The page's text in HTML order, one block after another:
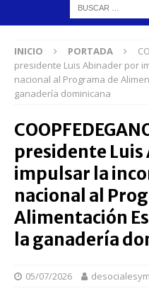
INICIO PORTADA
presidente Luis Abinader por
nacional al Programa de
ganadería dominicana
presidente
impulsar la
nacional al
Alimentación
la ganadería
05/07/2026